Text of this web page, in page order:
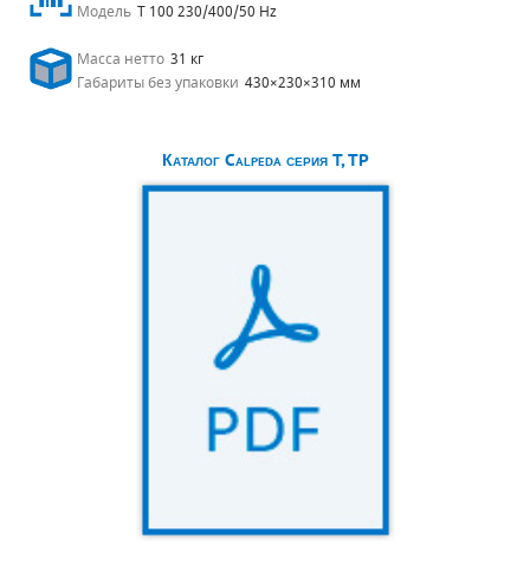
Модель T 100 230/400/50 Hz
Масса нетто 31 кг
Габариты без упаковки 430×230×310 мм
Каталог Calpeda серия T, TP